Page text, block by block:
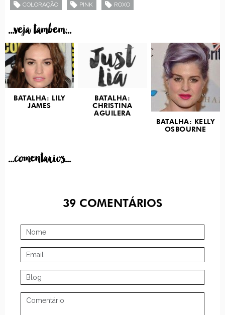
COLORAÇÃO PINK ROXO
...veja tambem...
BATALHA: LILY
JAMES
BATALHA:
CHRISTINA
AGUILERA
BATALHA: KELLY
OSBOURNE
...comentarios...
39 COMENTÁRIOS